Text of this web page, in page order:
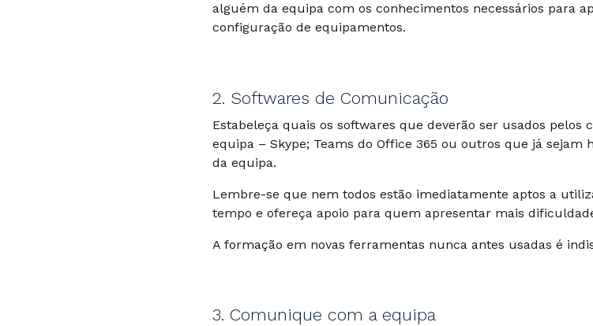
alguém da equipa com os conhecimentos necessários para
configuração de equipamentos.
2. Softwares de Comunicação
Estabeleça quais os softwares que deverão ser usados pelos
equipa – Skype; Teams do Office 365 ou outros que já
da equipa.
Lembre-se que nem todos estão imediatamente aptos a
tempo e ofereça apoio para quem apresentar mais
A formação em novas ferramentas nunca antes usadas é
3. Comunique com a equipa